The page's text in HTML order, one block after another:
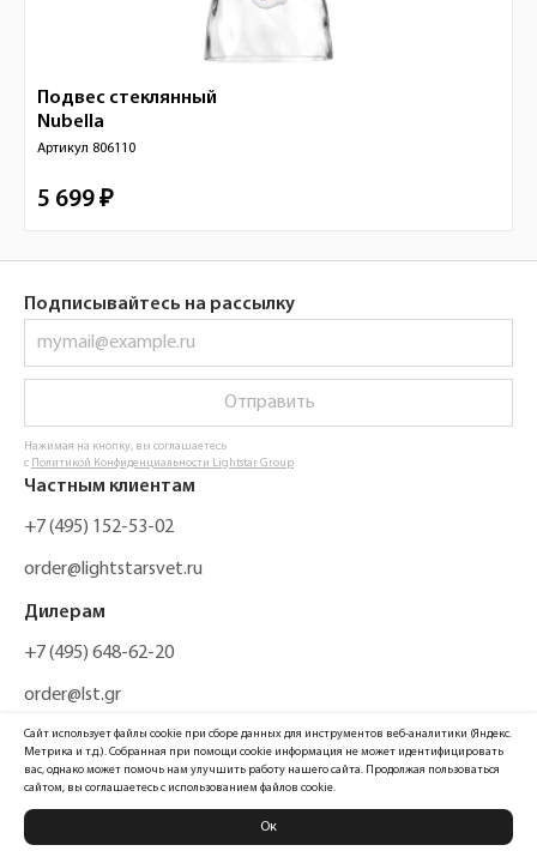
Подвес стеклянный
Nubella
Артикул 806110
5 699 ₽
Подписывайтесь на рассылку
Отправить
Нажимая на кнопку, вы соглашаетесь
с Политикой Конфиденциальности Lightstar Group
Частным клиентам
+7 (495) 152-53-02
order@lightstarsvet.ru
Дилерам
+7 (495) 648-62-20
order@lst.gr
Политика конфиденциальности
Сайт использует файлы cookie при сборе данных для инструментов веб-аналитики (Яндекс.
Метрика и т.д.). Собранная при помощи cookie информация не может идентифицировать
вас, однако может помочь нам улучшить работу нашего сайта. Продолжая пользоваться
сайтом, вы соглашаетесь с использованием файлов cookie.
Ок